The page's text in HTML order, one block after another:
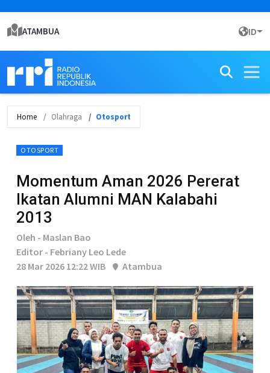
ATAMBUA ID
Home Olahraga Otosport
OTOSPORT
Momentum Aman 2026 Pererat
Ikatan Alumni MAN Kalabahi
2013
Oleh - Maslan Bao
Editor - Febriany Leo Lede
28 Mar 2026 12:22 WIB
Atambua